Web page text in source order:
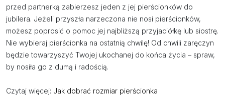
przed partnerką zabierzesz jeden z jej pierścionków do
jubilera. Jeżeli przyszła narzeczona nie nosi pierścionków,
możesz poprosić o pomoc jej najbliższą przyjaciółkę lub siostrę.
Nie wybieraj pierścionka na ostatnią chwilę! Od chwili zaręczyn
będzie towarzyszyć Twojej ukochanej do końca życia – spraw,
by nosiła go z dumą i radością.
Czytaj więcej: Jak dobrać rozmiar pierścionka